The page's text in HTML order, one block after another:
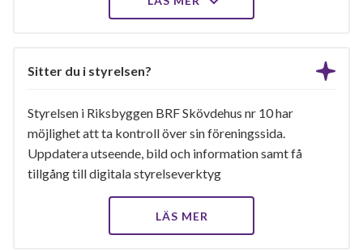
Sitter du i styrelsen?
Styrelsen i Riksbyggen BRF Skövdehus nr 10 har
möjlighet att ta kontroll över sin föreningssida.
Uppdatera utseende, bild och information samt få
tillgång till digitala styrelseverktyg
LÄS MER